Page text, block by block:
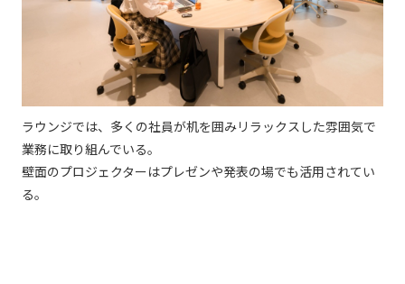
ラウンジでは、多くの社員が机を囲みリラックスした雰囲気で
業務に取り組んでいる。
壁面のプロジェクターはプレゼンや発表の場でも活用されてい
る。